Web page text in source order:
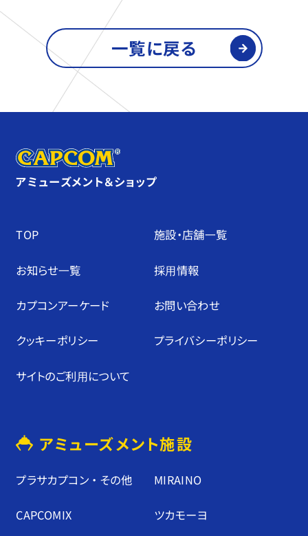
一覧に戻る
アミューズメント＆ショップ
TOP 施設・店舗⼀覧
お知らせ⼀覧 採⽤情報
カプコンアーケード お問い合わせ
クッキーポリシー プライバシーポリシー
サイトのご利⽤について
アミューズメント施設
プラサカプコン ・ その他 MIRAINO
CAPCOMIX ツカモーヨ